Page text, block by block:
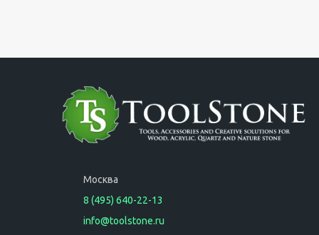
Москва
8 (495) 640-22-13
info@toolstone.ru